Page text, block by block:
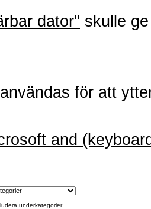
dator" skulle
för att
and
underkategorier